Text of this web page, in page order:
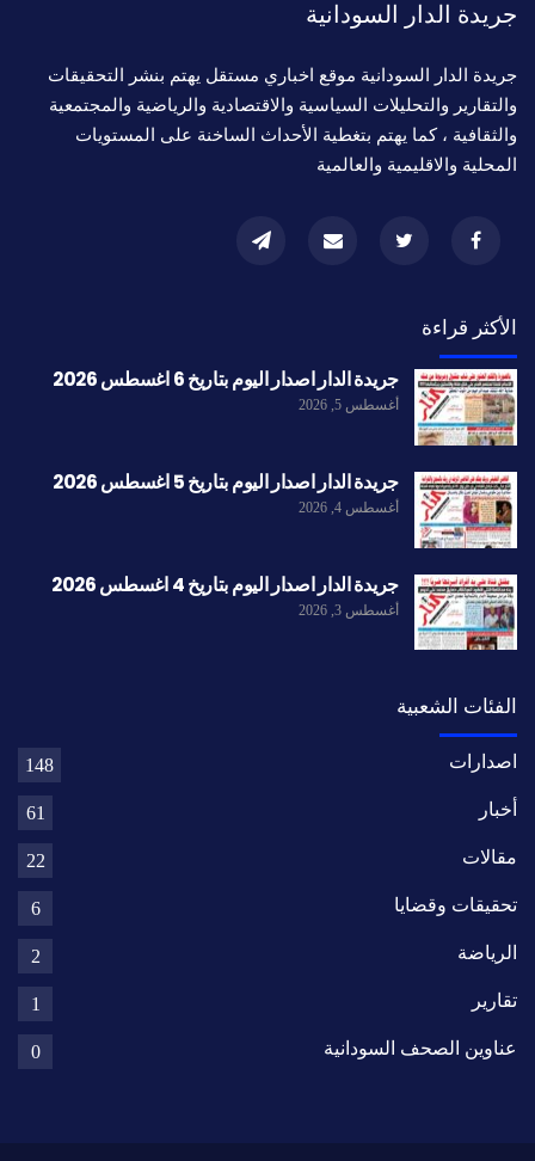
جريدة الدار السودانية
جريدة الدار السودانية موقع اخباري مستقل يهتم بنشر التحقيقات
والتقارير والتحليلات السياسية والاقتصادية والرياضية والمجتمعية
والثقافية ، كما يهتم بتغطية الأحداث الساخنة على المستويات
المحلية والاقليمية والعالمية
الأكثر قراءة
جريدة الدار اصدار اليوم بتاريخ 6 اغسطس 2026
أغسطس 5, 2026
جريدة الدار اصدار اليوم بتاريخ 5 اغسطس 2026
أغسطس 4, 2026
جريدة الدار اصدار اليوم بتاريخ 4 اغسطس 2026
أغسطس 3, 2026
الفئات الشعبية
اصدارات 148
أخبار 61
مقالات 22
تحقيقات وقضايا 6
الرياضة 2
تقارير 1
عناوين الصحف السودانية 0